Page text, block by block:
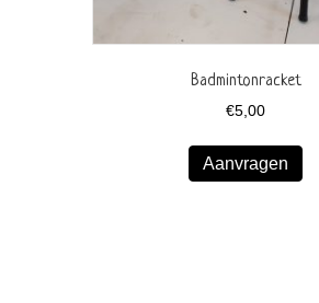
Badmintonracket
€5,00
Aanvragen